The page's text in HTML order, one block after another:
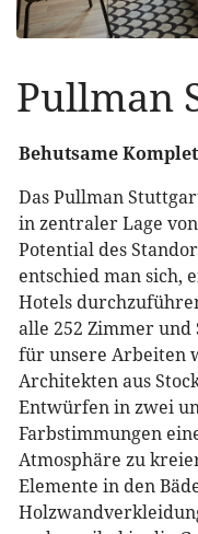
Pullman
Behutsame
Das Pullman
in zentraler Lage
Potential des
entschied man sich,
Hotels
alle 252 Zimmer
für unsere Arbeiten
Architekten aus
Entwürfen in zwei
Farbstimmungen
Atmosphäre zu
Elemente in den